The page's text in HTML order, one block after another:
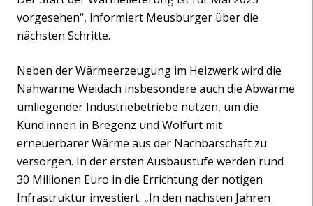
vorgesehen“, informiert Meusburger über die
nächsten Schritte.
Neben der Wärmeerzeugung im Heizwerk wird die
Nahwärme Weidach insbesondere auch die Abwärme
umliegender Industriebetriebe nutzen, um die
Kund:innen in Bregenz und Wolfurt mit
erneuerbarer Wärme aus der Nachbarschaft zu
versorgen. In der ersten Ausbaustufe werden rund
30 Millionen Euro in die Errichtung der nötigen
Infrastruktur investiert. „In den nächsten Jahren